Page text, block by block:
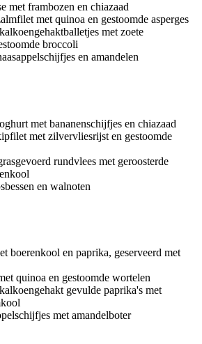
met frambozen en chiazaad
met quinoa en gestoomde asperges
met zoete
broccoli
en amandelen
met bananenschijfjes en chiazaad
met zilvervliesrijst en gestoomde
rundvlees met geroosterde
en walnoten
boerenkool en paprika, geserveerd met
quinoa en gestoomde wortelen
gevulde paprika's met
met amandelboter